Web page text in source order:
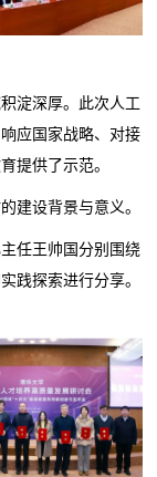
淀深厚。此次人工
应国家战略、对接
提供了示范。
建设背景与意义。
任王帅国分别围绕
践探索进行分享。